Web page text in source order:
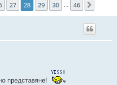
27 28 29 30 46
представяне!